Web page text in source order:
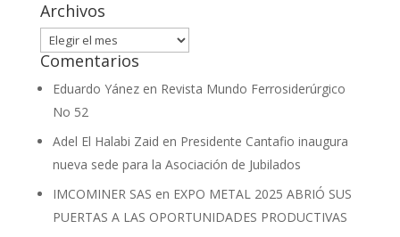
Archivos
Archivos
Comentarios
Eduardo Yánezen Revista Mundo Ferrosiderúrgico
No 52
Adel El Halabi Zaid en Presidente Cantafio inaugura
nueva sede para la Asociación de Jubilados
IMCOMINER SAS en EXPO METAL 2025 ABRIÓ SUS
PUERTAS A LAS OPORTUNIDADES PRODUCTIVAS